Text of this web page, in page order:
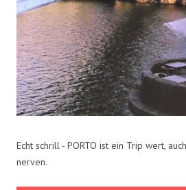
Echt schrill - PORTO ist ein Trip wert,
nerven.